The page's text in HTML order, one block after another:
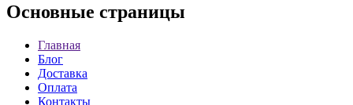
Основные страницы
Главная
Блог
Доставка
Оплата
Контакты